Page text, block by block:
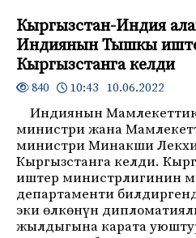
Кыргызстан-Индия
Индиянын Тышкы
Кыргызстанга келди
840 10:43 10.06.2022
Индиянын
министри жана
министри Минакши
Кыргызстанга келди.
иштер министрлигинин
департаменти
эки өлкөнүн
жылдыгына карата